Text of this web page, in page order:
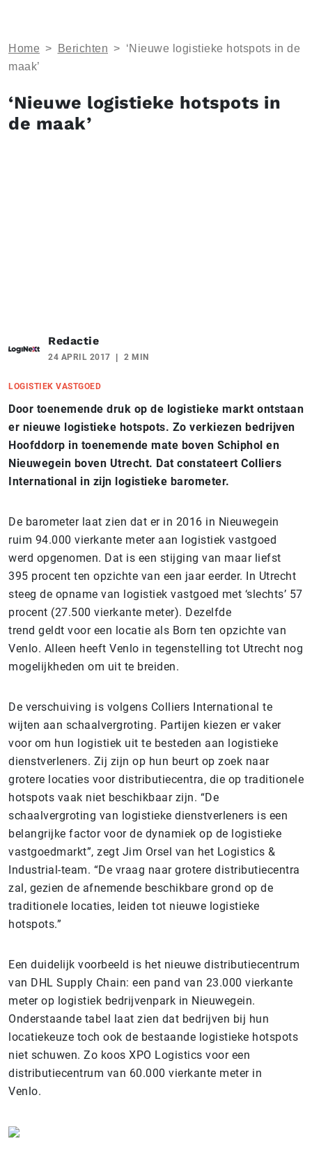
Home > Berichten > ‘Nieuwe logistieke hotspots in de
maak’
‘Nieuwe logistieke hotspots in
de maak’
Redactie
24 APRIL 2017 2 MIN
LOGISTIEK VASTGOED
Door toenemende druk op de logistieke markt ontstaan
er nieuwe logistieke hotspots. Zo verkiezen bedrijven
Hoofddorp in toenemende mate boven Schiphol en
Nieuwegein boven Utrecht. Dat constateert Colliers
International in zijn logistieke barometer.
De barometer laat zien dat er in 2016 in Nieuwegein
ruim 94.000 vierkante meter aan logistiek vastgoed
werd opgenomen. Dat is een stijging van maar liefst
395 procent ten opzichte van een jaar eerder. In Utrecht
steeg de opname van logistiek vastgoed met ‘slechts’ 57
procent (27.500 vierkante meter). Dezelfde
trend geldt voor een locatie als Born ten opzichte van
Venlo. Alleen heeft Venlo in tegenstelling tot Utrecht nog
mogelijkheden om uit te breiden.
De verschuiving is volgens Colliers International te
wijten aan schaalvergroting. Partijen kiezen er vaker
voor om hun logistiek uit te besteden aan logistieke
dienstverleners. Zij zijn op hun beurt op zoek naar
grotere locaties voor distributiecentra, die op traditionele
hotspots vaak niet beschikbaar zijn. “De
schaalvergroting van logistieke dienstverleners is een
belangrijke factor voor de dynamiek op de logistieke
vastgoedmarkt”, zegt Jim Orsel van het Logistics &
Industrial-team. “De vraag naar grotere distributiecentra
zal, gezien de afnemende beschikbare grond op de
traditionele locaties, leiden tot nieuwe logistieke
hotspots.”
Een duidelijk voorbeeld is het nieuwe distributiecentrum
van DHL Supply Chain: een pand van 23.000 vierkante
meter op logistiek bedrijvenpark in Nieuwegein.
Onderstaande tabel laat zien dat bedrijven bij hun
locatiekeuze toch ook de bestaande logistieke hotspots
niet schuwen. Zo koos XPO Logistics voor een
distributiecentrum van 60.000 vierkante meter in
Venlo.